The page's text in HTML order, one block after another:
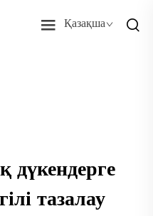
Қазақша
дүкендерге
тазалау